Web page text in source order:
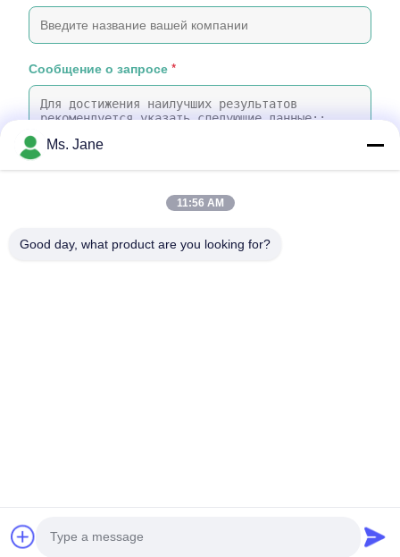
Сообщение о запросе *
Выберите файлы
© 2026 International T&W Enterprise Limited. All Rights Reserved.
Ms. Jane
11:56 AM
Good day, what product are you looking for?